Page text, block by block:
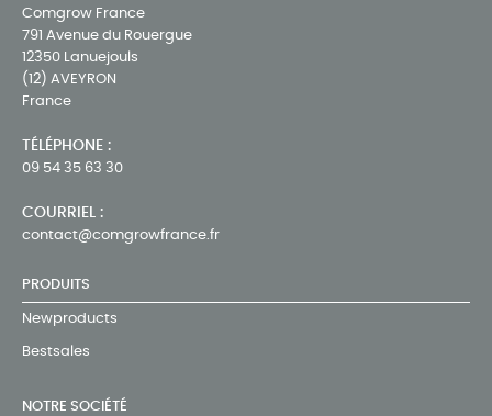
Comgrow France
791 Avenue du Rouergue
12350 Lanuejouls
(12) AVEYRON
France
TÉLÉPHONE :
09 54 35 63 30
COURRIEL :
contact@comgrowfrance.fr
PRODUITS
Newproducts
Bestsales
NOTRE SOCIÉTÉ